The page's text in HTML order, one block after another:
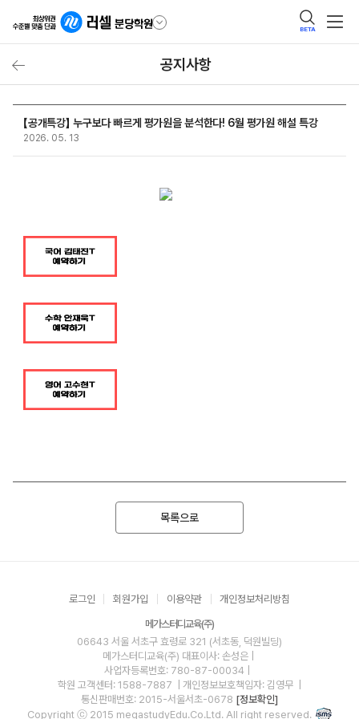
BETA
공지사항
【공개특강】 누구보다 빠르게 평가원을 분석한다! 6월 평가원 해설 특강
2026. 05. 13
목록으로
로그인 회원가입 이용약관 개인정보처리방침
메가스터디교육(주)
06643 서울 서초구 효령로 321 (서초동, 덕원빌딩)
메가스터디교육(주) 대표이사: 손성은 |
사업자등록번호: 780-87-00034
학원 고객센터: 1588-7887
| 개인정보보호책임자: 김영무
통신판매번호: 2015-서울서초-0678 [정보확인]
Copyright ⓒ 2015 megastudyEdu.Co.Ltd. All right reserved.